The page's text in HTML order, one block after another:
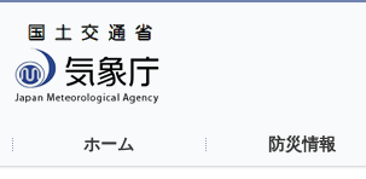
ホーム 防災情報